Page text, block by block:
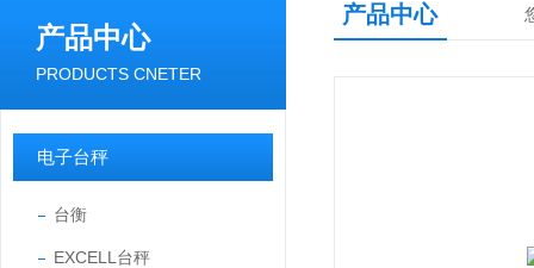
产品中心
PRODUCTS CNETER
电子台秤
台衡
EXCELL台秤
产品中心